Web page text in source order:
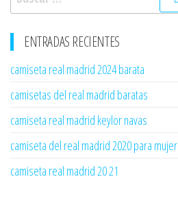
ENTRADAS RECIENTES
camiseta real madrid 2024 barata
camisetas del real madrid baratas
camiseta real madrid keylor navas
camiseta del real madrid 2020 para mujer
camiseta real madrid 20 21